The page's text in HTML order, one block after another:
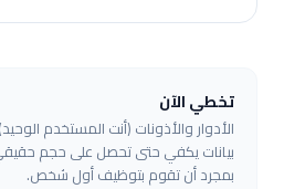
تخطي الآن
بيانات يكفي حتى تحصل على حجم
بمجرد أن تقوم بتوظيف أول شخص.